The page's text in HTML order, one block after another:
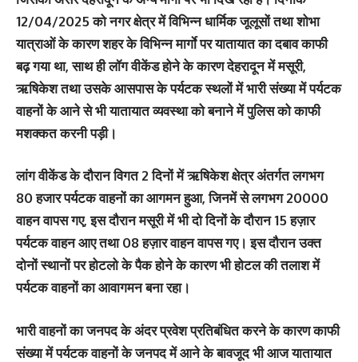
12/04/2025 को नगर क्षेत्र में विभिन्न धार्मिक जूलूसों तथा शोभा
यात्राओं के कारण शहर के विभिन्न मार्गाे पर यातायात का दबाव काफी
बढ़ गया था, साथ ही लॉग वीकेंड होने के कारण देहरादून में मसूरी,
ऋषिकेश तथा उसके आसपास के पर्यटक स्थलों में भारी संख्या में पर्यटक
वाहनों के आने से भी यातायात व्यवस्था को बनाने में पुलिस को काफी
मशक्कत करनी पड़ी।
लांग वीकेंड के दौरान विगत 2 दिनों में ऋषिकेश क्षेत्र अंतर्गत लगभग
80 हजार पर्यटक वाहनों का आगमन हुआ, जिनमें से लगभग 20000
वाहन वापस गए, इस दौरान मसूरी में भी दो दिनों के दौरान 15 हज़ार
पर्यटक वाहन आए तथा 08 हज़ार वाहन वापस गए। इस दौरान उक्त
दोनों स्थानों पर होटलो के पैक होने के कारण भी होटल की तलाश में
पर्यटक वाहनों का आवागमन बना रहा।
भारी वाहनों का जनपद के अंदर प्रवेश प्रतिबंधित करने के कारण काफी
संख्या में पर्यटक वाहनों के जनपद में आने के बावजूद भी आज यातायात